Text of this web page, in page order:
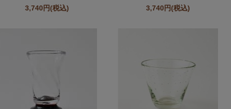
3,740円(税込) 3,740円(税込)